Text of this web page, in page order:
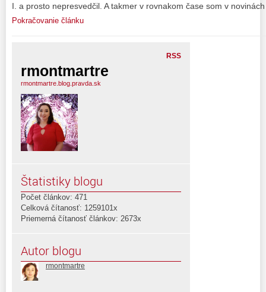
I. a prosto nepresvedčil. A takmer v rovnakom čase som v
Pokračovanie článku
RSS
rmontmartre
rmontmartre.blog.pravda.sk
Štatistiky blogu
Počet článkov: 471
Celková čítanosť: 1259101x
Priemerná čítanosť článkov: 2673x
Autor blogu
rmontmartre